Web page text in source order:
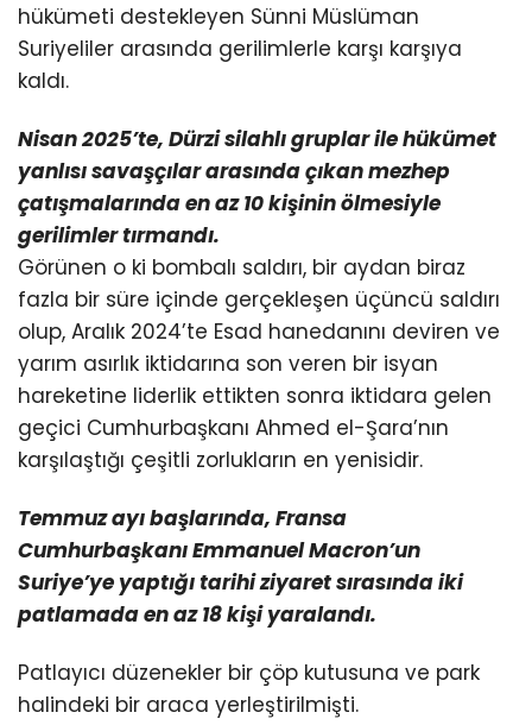
hükümeti destekleyen Sünni Müslüman
Suriyeliler arasında gerilimlerle karşı karşıya
kaldı.
Nisan 2025’te, Dürzi silahlı gruplar ile hükümet
yanlısı savaşçılar arasında çıkan mezhep
çatışmalarındaen az 10 kişinin ölmesiyle
gerilimler tırmandı.
Görünen o ki bombalı saldırı, bir aydan biraz
fazla bir süre içinde gerçekleşen üçüncü saldırı
olup, Aralık 2024’te Esad hanedanını deviren ve
yarım asırlık iktidarına son veren bir isyan
hareketine liderlik ettikten sonra iktidara gelen
geçici Cumhurbaşkanı Ahmed el-Şara’nın
karşılaştığı çeşitli zorlukların en yenisidir.
Temmuz ayı başlarında, Fransa
Cumhurbaşkanı Emmanuel Macron’un
Suriye’ye yaptığı tarihi ziyaretsırasında iki
patlamada en az 18 kişi yaralandı.
Patlayıcı düzenekler bir çöp kutusuna ve park
halindeki bir araca yerleştirilmişti.